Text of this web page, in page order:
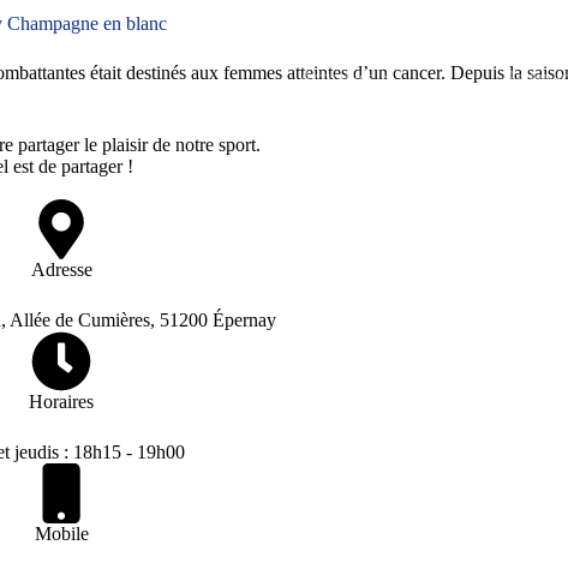
Actualités
était destinés aux femmes atteintes d’un cancer. Depuis la
partager le plaisir de notre sport.
est de partager !
Adresse
Allée de Cumières, 51200 Épernay
Horaires
jeudis : 18h15 - 19h00
Mobile